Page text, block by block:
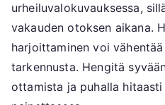
urheiluvalokuvauksessa,
vakauden otoksen aikana.
harjoittaminen voi
tarkennusta. Hengitä
ottamista ja puhalla